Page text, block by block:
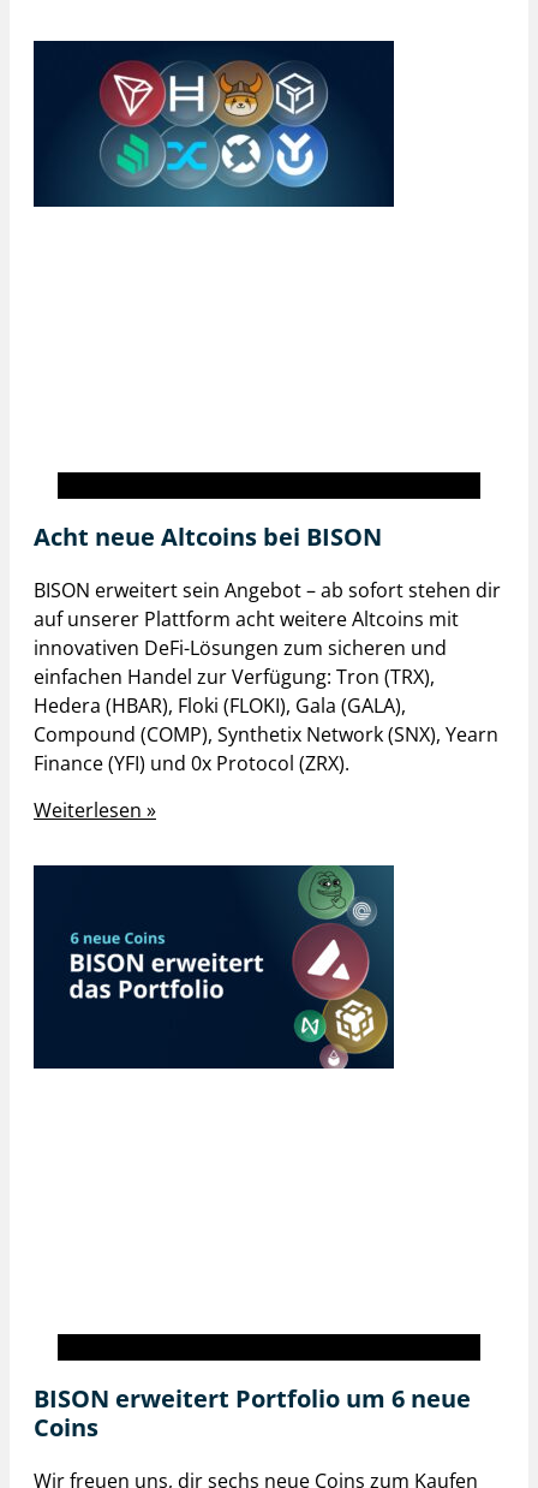
Acht neue Altcoins bei BISON
BISON erweitert sein Angebot – ab sofort stehen dir
auf unserer Plattform acht weitere Altcoins mit
innovativen DeFi-Lösungen zum sicheren und
einfachen Handel zur Verfügung: Tron (TRX),
Hedera (HBAR), Floki (FLOKI), Gala (GALA),
Compound (COMP), Synthetix Network (SNX), Yearn
Finance (YFI) und 0x Protocol (ZRX).
Weiterlesen »
BISON erweitert Portfolio um 6 neue
Coins
Wir freuen uns, dir sechs neue Coins zum Kaufen